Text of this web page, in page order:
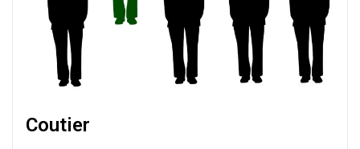
Coutier